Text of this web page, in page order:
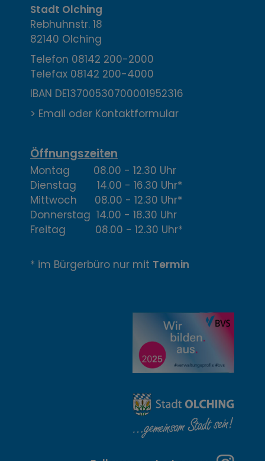
o
n
t
a
k
,
Ö
f
f
n
u
Stadt Olching
Rebhuhnstr. 18
82140 Olching
Telefon 08142 200-2000
Telefax 08142 200-4000
IBAN DE13700530700001952316
> Email oder Kontaktformular
Öffnungszeiten
Montag 08.00 - 12.30 Uhr
Dienstag 14.00 - 16.30 Uhr*
Mittwoch 08.00 - 12.30 Uhr*
Donnerstag 14.00 - 18.30 Uhr
Freitag 08.00 - 12.30 Uhr*
* im Bürgerbüro nur mit Termin